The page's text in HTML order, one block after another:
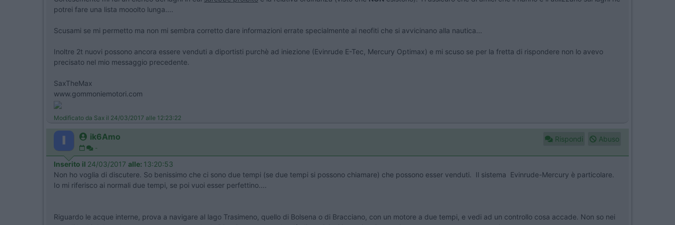
potrei fare una lista mooolto lunga....
Scusami se mi permetto ma non mi sembra corretto dare informazioni errate specialmente ai neofiti che si avvicinano alla nautica...
Inoltre 2t nuovi possono ancora essere venduti a diportisti purchè ad iniezione (Evinrude E-Tec, Mercury Optimax) e mi scuso se per la fretta di rispondere non lo avevo
precisato nel mio messaggio precedente.
SaxTheMax
www.gommoniemotori.com
Modificato da Sax il 24/03/2017 alle 12:23:22
ik6Amo
-
Rispondi Abuso
Inserito il 24/03/2017 alle: 13:20:53
Non ho voglia di discutere. So benissimo che ci sono due tempi (se due tempi si possono chiamare) che possono esser venduti. Il sistema Evinrude-Mercury è particolare.
Io mi riferisco ai normali due tempi, se poi vuoi esser perfettino....
Riguardo le acque interne, prova a navigare al lago Trasimeno, quello di Bolsena o di Bracciano, con un motore a due tempi, e vedi ad un controllo cosa accade. Non so nei